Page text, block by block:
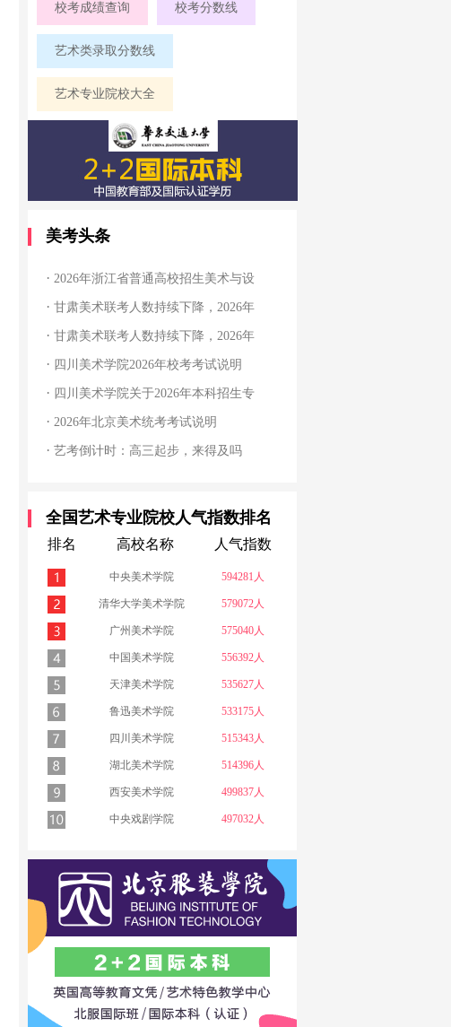
校考成绩查询 校考分数线
艺术类录取分数线
艺术专业院校大全
美考头条
2026年浙江省普通高校招生美术与设
甘肃美术联考人数持续下降，2026年
甘肃美术联考人数持续下降，2026年
四川美术学院2026年校考考试说明
四川美术学院关于2026年本科招生专
2026年北京美术统考考试说明
艺考倒计时：高三起步，来得及吗
全国艺术专业院校人气指数排名
排名 高校名称 人气指数
中央美术学院 594281人
清华大学美术学院 579072人
广州美术学院 575040人
中国美术学院 556392人
天津美术学院 535627人
鲁迅美术学院 533175人
四川美术学院 515343人
湖北美术学院 514396人
西安美术学院 499837人
中央戏剧学院 497032人